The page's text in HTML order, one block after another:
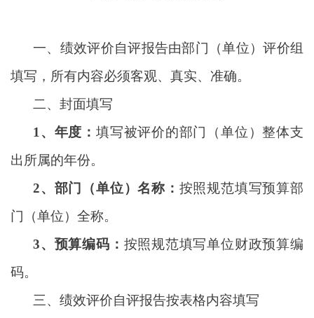
一、绩效评价自评报告由部门（单位）评价组
填写，所有内容必须客观、真实、准确。
二、封面填写
1、年度： 填写被评价的部门（单位）整体支
出所属的年份。
2、部门（单位）名称： 按照规范填写预算部
门（单位）全称。
3、预算编码： 按照规范填写单位财政预算编
码。
三、绩效评价自评报告按表格内容填写